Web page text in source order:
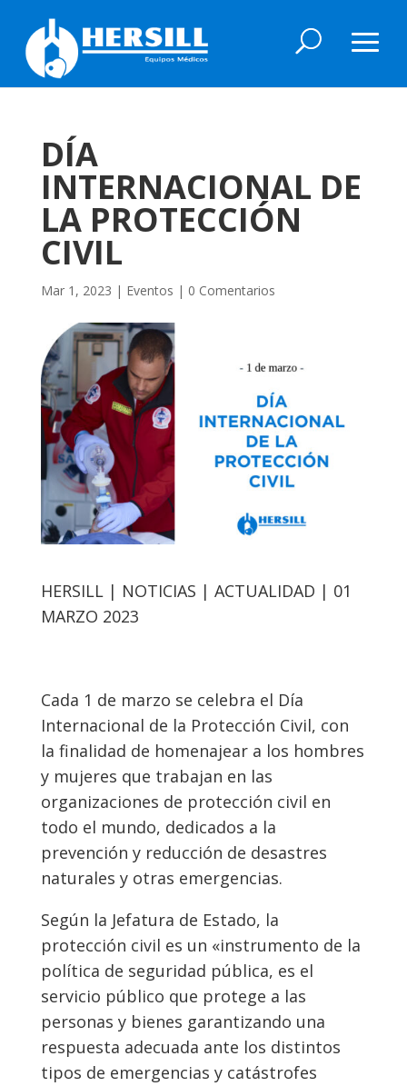
DÍA
INTERNACIONAL DE
LA PROTECCIÓN
CIVIL
Mar 1, 2023 | Eventos | 0 Comentarios
HERSILL | NOTICIAS | ACTUALIDAD | 01
MARZO 2023
Cada 1 de marzo se celebra el Día
Internacional de la Protección Civil, con
la finalidad de homenajear a los hombres
y mujeres que trabajan en las
organizaciones de protección civil en
todo el mundo, dedicados a la
prevención y reducción de desastres
naturales y otras emergencias.
Según la Jefatura de Estado, la
protección civil es un «instrumento de la
política de seguridad pública, es el
servicio público que protege a las
personas y bienes garantizando una
respuesta adecuada ante los distintos
tipos de emergencias y catástrofes